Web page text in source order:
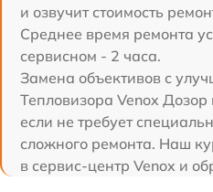
и озвучит стоимость
Среднее время ремонта
сервисном - 2 часа.
Замена объективов с
Тепловизора Venox
если не требует
сложного ремонта. Наш
в сервис-центр Venox и